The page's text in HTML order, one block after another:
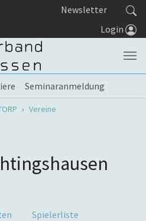
Newsletter
Login
Seminaranmeldung
Vereine
Spielerliste